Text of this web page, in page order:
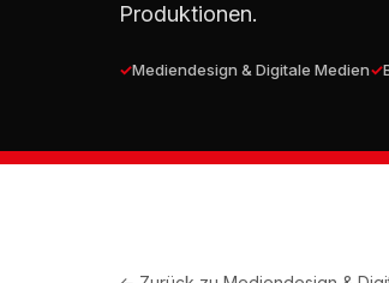
Produktionen.
Mediendesign & Digitale Medien